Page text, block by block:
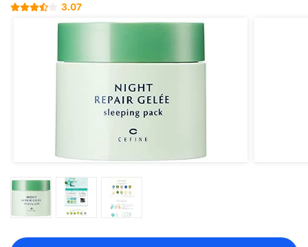
3.07